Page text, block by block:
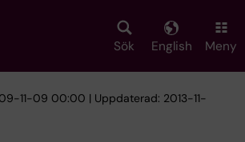
Sök English Meny
11-09 00:00 | Uppdaterad: 2013-11-